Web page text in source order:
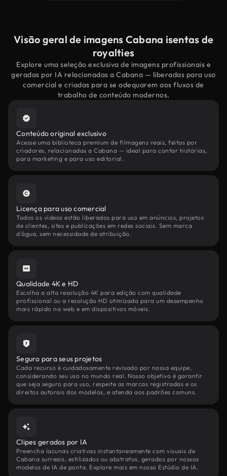
Visão geral de imagens Cabana isentas de
royalties
Explore uma seleção exclusiva de imagens profissionais e
geradas por IA relacionadas a Cabana — liberadas para uso
comercial e criadas para se adequarem aos fluxos de
trabalho de conteúdo modernos.
Conteúdo original exclusivo
Acesse uma biblioteca premium de filmagens reais, feitas por
criadores, relacionadas a Cabana — ideal para contar histórias,
para marketing e para uso editorial.
Licença para uso comercial
Todos os vídeos estão liberados para uso em anúncios, projetos
de clientes, sites e publicações em redes sociais. Sem marca
d'água, sem necessidade de atribuição.
Qualidade 4K e HD
Escolha a alta resolução 4K para edição com qualidade
profissional ou a resolução HD otimizada para um desempenho
mais rápido na web e em dispositivos móveis.
Seguro para seus projetos
Cada recurso é cuidadosamente revisado por nossa equipe,
considerando seu uso no mundo real. Nosso objetivo é garantir
que seja seguro para uso, respeite as marcas registradas e os
direitos autorais dos modelos, e atenda aos padrões comuns.
Clipes gerados por IA
Preencha lacunas criativas instantaneamente com visuais de
Cabana surreais, estilizados ou abstratos, gerados por nossos
modelos de IA de ponta. Explore mais em nosso Estúdio de IA.